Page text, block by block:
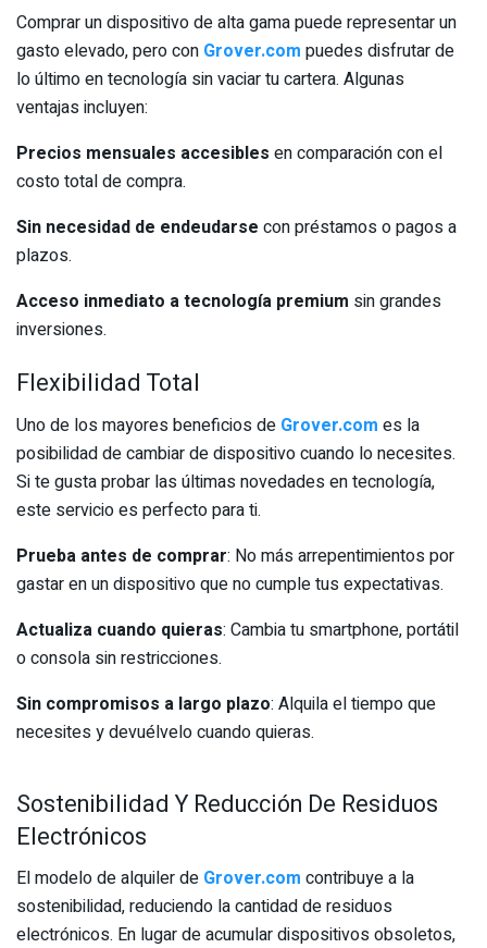
Comprar un dispositivo de alta gama puede representar un
gasto elevado, pero con Grover.com puedes disfrutar de
lo último en tecnología sin vaciar tu cartera. Algunas
ventajas incluyen:
Precios mensuales accesibles en comparación con el
costo total de compra.
Sin necesidad de endeudarse con préstamos o pagos a
plazos.
Acceso inmediato a tecnología premium sin grandes
inversiones.
Flexibilidad Total
Uno de los mayores beneficios de Grover.com es la
posibilidad de cambiar de dispositivo cuando lo necesites.
Si te gusta probar las últimas novedades en tecnología,
este servicio es perfecto para ti.
Prueba antes de comprar: No más arrepentimientos por
gastar en un dispositivo que no cumple tus expectativas.
Actualiza cuando quieras: Cambia tu smartphone, portátil
o consola sin restricciones.
Sin compromisos a largo plazo: Alquila el tiempo que
necesites y devuélvelo cuando quieras.
Sostenibilidad Y Reducción De Residuos
Electrónicos
El modelo de alquiler de Grover.com contribuye a la
sostenibilidad, reduciendo la cantidad de residuos
electrónicos. En lugar de acumular dispositivos obsoletos,